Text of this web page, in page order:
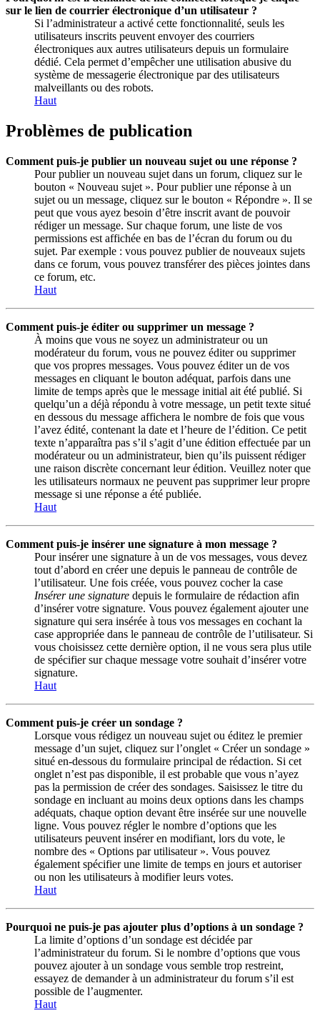
sur le lien de courrier électronique d’un utilisateur ?
Si l’administrateur a activé cette fonctionnalité, seuls les
utilisateurs inscrits peuvent envoyer des courriers
électroniques aux autres utilisateurs depuis un formulaire
dédié. Cela permet d’empêcher une utilisation abusive du
système de messagerie électronique par des utilisateurs
malveillants ou des robots.
Haut
Problèmes de publication
Comment puis-je publier un nouveau sujet ou une réponse ?
Pour publier un nouveau sujet dans un forum, cliquez sur le
bouton « Nouveau sujet ». Pour publier une réponse à un
sujet ou un message, cliquez sur le bouton « Répondre ». Il se
peut que vous ayez besoin d’être inscrit avant de pouvoir
rédiger un message. Sur chaque forum, une liste de vos
permissions est affichée en bas de l’écran du forum ou du
sujet. Par exemple : vous pouvez publier de nouveaux sujets
dans ce forum, vous pouvez transférer des pièces jointes dans
ce forum, etc.
Haut
Comment puis-je éditer ou supprimer un message ?
À moins que vous ne soyez un administrateur ou un
modérateur du forum, vous ne pouvez éditer ou supprimer
que vos propres messages. Vous pouvez éditer un de vos
messages en cliquant le bouton adéquat, parfois dans une
limite de temps après que le message initial ait été publié. Si
quelqu’un a déjà répondu à votre message, un petit texte situé
en dessous du message affichera le nombre de fois que vous
l’avez édité, contenant la date et l’heure de l’édition. Ce petit
texte n’apparaîtra pas s’il s’agit d’une édition effectuée par un
modérateur ou un administrateur, bien qu’ils puissent rédiger
une raison discrète concernant leur édition. Veuillez noter que
les utilisateurs normaux ne peuvent pas supprimer leur propre
message si une réponse a été publiée.
Haut
Comment puis-je insérer une signature à mon message ?
Pour insérer une signature à un de vos messages, vous devez
tout d’abord en créer une depuis le panneau de contrôle de
l’utilisateur. Une fois créée, vous pouvez cocher la case
Insérer une signature depuis le formulaire de rédaction afin
d’insérer votre signature. Vous pouvez également ajouter une
signature qui sera insérée à tous vos messages en cochant la
case appropriée dans le panneau de contrôle de l’utilisateur. Si
vous choisissez cette dernière option, il ne vous sera plus utile
de spécifier sur chaque message votre souhait d’insérer votre
signature.
Haut
Comment puis-je créer un sondage ?
Lorsque vous rédigez un nouveau sujet ou éditez le premier
message d’un sujet, cliquez sur l’onglet « Créer un sondage »
situé en-dessous du formulaire principal de rédaction. Si cet
onglet n’est pas disponible, il est probable que vous n’ayez
pas la permission de créer des sondages. Saisissez le titre du
sondage en incluant au moins deux options dans les champs
adéquats, chaque option devant être insérée sur une nouvelle
ligne. Vous pouvez régler le nombre d’options que les
utilisateurs peuvent insérer en modifiant, lors du vote, le
nombre des « Options par utilisateur ». Vous pouvez
également spécifier une limite de temps en jours et autoriser
ou non les utilisateurs à modifier leurs votes.
Haut
Pourquoi ne puis-je pas ajouter plus d’options à un sondage ?
La limite d’options d’un sondage est décidée par
l’administrateur du forum. Si le nombre d’options que vous
pouvez ajouter à un sondage vous semble trop restreint,
essayez de demander à un administrateur du forum s’il est
possible de l’augmenter.
Haut